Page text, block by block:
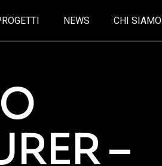
NEWS CHI SIAMO
–